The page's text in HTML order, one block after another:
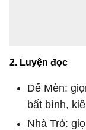
2. Luyện đọc
Dế Mèn:
bất bình,
Nhà Trò: